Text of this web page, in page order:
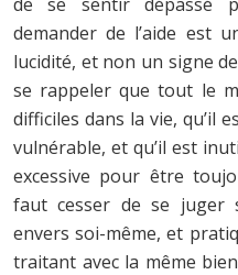
demander de l’aide est
lucidité, et non un signe
se rappeler que tout le
difficiles dans la vie, qu’il
vulnérable, et qu’il est
excessive pour être
faut cesser de se juger
envers soi-même, et
traitant avec la même